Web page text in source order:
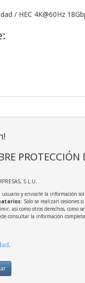
/ HEC 4K@60Hz
PROTECCIÓN
S.L.U.
usuario y enviarle la información
: Solo se realizan cesiones
así como otros derechos, como
consultar la información
.